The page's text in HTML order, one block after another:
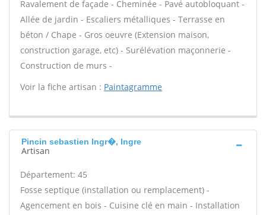
Ravalement de façade - Cheminée - Pavé autobloquant -
Allée de jardin - Escaliers métalliques - Terrasse en
béton / Chape - Gros oeuvre (Extension maison,
construction garage, etc) - Surélévation maçonnerie -
Construction de murs -
Voir la fiche artisan : Paintagramme
Pincin sebastien Ingr�, Ingre
Artisan
Département: 45
Fosse septique (installation ou remplacement) -
Agencement en bois - Cuisine clé en main - Installation